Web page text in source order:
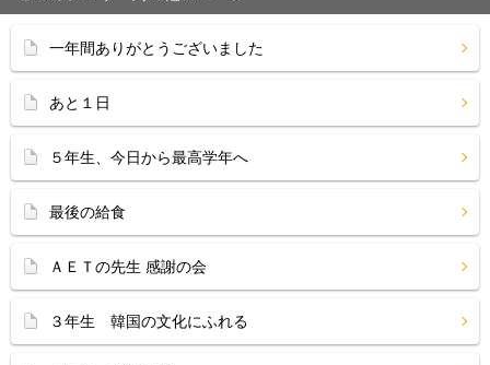
一年間ありがとうございました
あと１日
５年生、今日から最高学年へ
最後の給食
ＡＥＴの先生 感謝の会
３年生 韓国の文化にふれる